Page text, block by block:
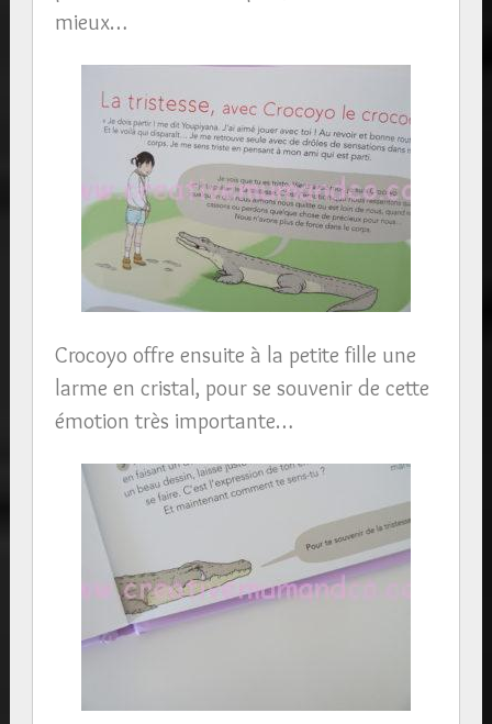
mieux…
Crocoyo offre ensuite à la petite fille une
larme en cristal, pour se souvenir de cette
émotion très importante…